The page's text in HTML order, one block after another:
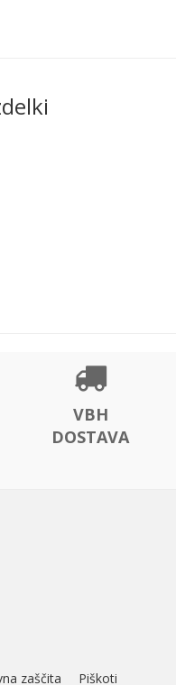
VBH
DOSTAVA
zaščita Piškoti